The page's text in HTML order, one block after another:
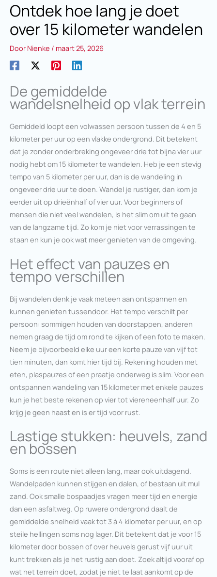
Ontdek hoe lang je doet
over 15 kilometer wandelen
Door Nienke / maart 25, 2026
De gemiddelde
wandelsnelheid op vlak terrein
Gemiddeld loopt een volwassen persoon tussen de 4 en 5
kilometer per uur op een vlakke ondergrond. Dit betekent
dat je zonder onderbreking ongeveer drie tot bijna vier uur
nodig hebt om 15 kilometer te wandelen. Heb je een stevig
tempo van 5 kilometer per uur, dan is de wandeling in
ongeveer drie uur te doen. Wandel je rustiger, dan kom je
eerder uit op drieënhalf of vier uur. Voor beginners of
mensen die niet veel wandelen, is het slim om uit te gaan
van de langzame tijd. Zo kom je niet voor verrassingen te
staan en kun je ook wat meer genieten van de omgeving.
Het effect van pauzes en
tempo verschillen
Bij wandelen denk je vaak meteen aan ontspannen en
kunnen genieten tussendoor. Het tempo verschilt per
persoon: sommigen houden van doorstappen, anderen
nemen graag de tijd om rond te kijken of een foto te maken.
Neem je bijvoorbeeld elke uur een korte pauze van vijf tot
tien minuten, dan komt hier tijd bij. Rekening houden met
eten, plaspauzes of een praatje onderweg is slim. Voor een
ontspannen wandeling van 15 kilometer met enkele pauzes
kun je het beste rekenen op vier tot viereneenhalf uur. Zo
krijg je geen haast en is er tijd voor rust.
Lastige stukken: heuvels, zand
en bossen
Soms is een route niet alleen lang, maar ook uitdagend.
Wandelpaden kunnen stijgen en dalen, of bestaan uit mul
zand. Ook smalle bospaadjes vragen meer tijd en energie
dan een asfaltweg. Op ruwere ondergrond daalt de
gemiddelde snelheid vaak tot 3 à 4 kilometer per uur, en op
steile hellingen soms nog lager. Dit betekent dat je voor 15
kilometer door bossen of over heuvels gerust vijf uur uit
kunt trekken als je het rustig aan doet. Zoek altijd vooraf op
wat het terrein doet, zodat je niet te laat aankomt op de